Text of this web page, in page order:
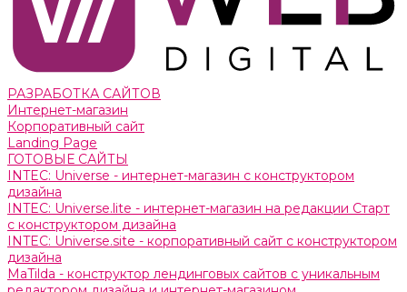
РАЗРАБОТКА САЙТОВ
Интернет-магазин
Корпоративный сайт
Landing Page
ГОТОВЫЕ САЙТЫ
INTEC: Universe - интернет-магазин с конструктором
дизайна
INTEC: Universe.lite - интернет-магазин на редакции Старт
с конструктором дизайна
INTEC: Universe.site - корпоративный сайт с конструктором
дизайна
MaTilda - конструктор лендинговых сайтов с уникальным